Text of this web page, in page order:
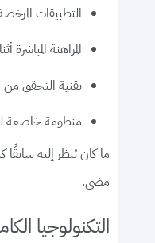
التطبيقات
المراهنة المباشرة
تقنية التحقق من
منظومة خاضعة
ما كان يُنظر إليه
مضى.
التكنولوجيا